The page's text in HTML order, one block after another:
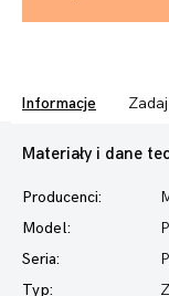
Informacje
Materiały i dane
Producenci:
Model:
Seria:
Typ: